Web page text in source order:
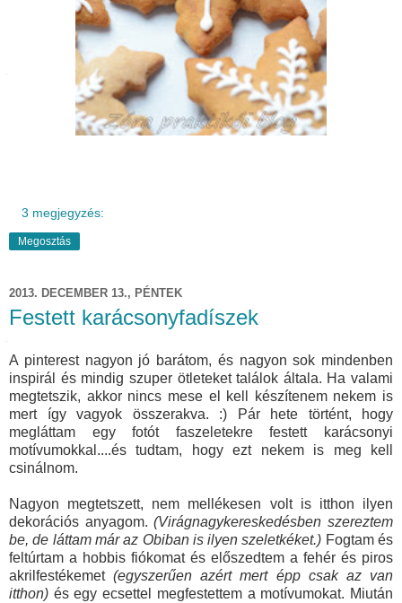
3 megjegyzés:
Megosztás
2013. DECEMBER 13., PÉNTEK
Festett karácsonyfadíszek
A pinterest nagyon jó barátom, és nagyon sok mindenben
inspirál és mindig szuper ötleteket találok általa. Ha valami
megtetszik, akkor nincs mese el kell készítenem nekem is
mert így vagyok összerakva. :) Pár hete történt, hogy
megláttam egy fotót faszeletekre festett karácsonyi
motívumokkal....és tudtam, hogy ezt nekem is meg kell
csinálnom.
Nagyon megtetszett, nem mellékesen volt is itthon ilyen
dekorációs anyagom.(Virágnagykereskedésben szereztem
be, de láttam már az Obiban is ilyen szeletkéket.) Fogtam és
feltúrtam a hobbis fiókomat és előszedtem a fehér és piros
akrilfestékemet(egyszerűen azért mert épp csak az van
itthon) és egy ecsettel megfestettem a motívumokat. Miután